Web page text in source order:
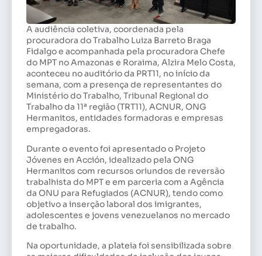
A audiência coletiva, coordenada pela
procuradora do Trabalho Luiza Barreto Braga
Fidalgo e acompanhada pela procuradora Chefe
do MPT no Amazonas e Roraima, Alzira Melo Costa,
aconteceu no auditório da PRT11, no início da
semana, com a presença de representantes do
Ministério do Trabalho, Tribunal Regional do
Trabalho da 11ª região (TRT11), ACNUR, ONG
Hermanitos, entidades formadoras e empresas
empregadoras.
Durante o evento foi apresentado o Projeto
Jóvenes en Acción, idealizado pela ONG
Hermanitos com recursos oriundos de reversão
trabalhista do MPT e em parceria com a Agência
da ONU para Refugiados (ACNUR), tendo como
objetivo a inserção laboral dos imigrantes,
adolescentes e jovens venezuelanos no mercado
de trabalho.
Na oportunidade, a plateia foi sensibilizada sobre